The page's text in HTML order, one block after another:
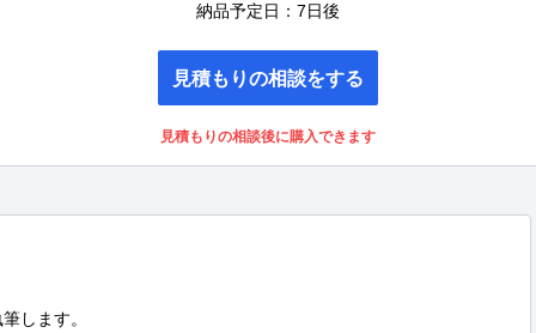
納品予定日：7日後
見積もりの相談をする
見積もりの相談後に購入できます
します。